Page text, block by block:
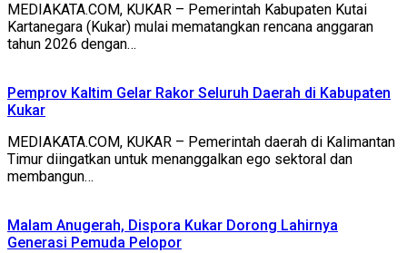
MEDIAKATA.COM, KUKAR – Pemerintah Kabupaten Kutai
Kartanegara (Kukar) mulai mematangkan rencana anggaran
tahun 2026 dengan…
Pemprov Kaltim Gelar Rakor Seluruh Daerah di Kabupaten
Kukar
MEDIAKATA.COM, KUKAR – Pemerintah daerah di Kalimantan
Timur diingatkan untuk menanggalkan ego sektoral dan
membangun…
Malam Anugerah, Dispora Kukar Dorong Lahirnya
Generasi Pemuda Pelopor